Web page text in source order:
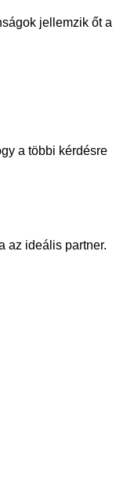
jellemzik őt a
a többi kérdésre
az ideális partner.